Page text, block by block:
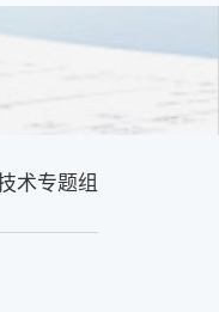
术专题组